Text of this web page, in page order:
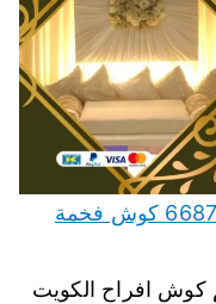
تصميم كوش افراح الكويت 66875552 كوش فخمة
كوش افراح الكويت